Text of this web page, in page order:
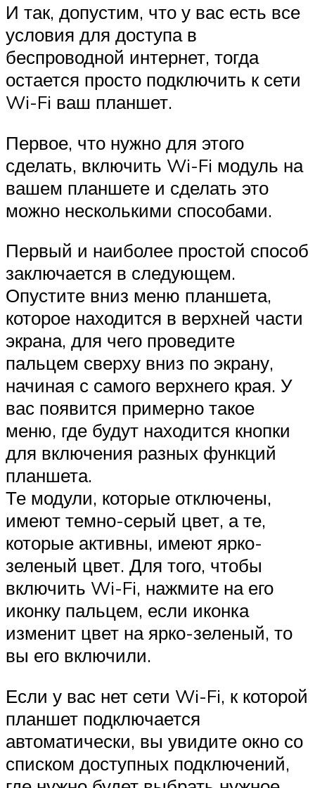
И так, допустим, что у вас есть все
условия для доступа в
беспроводной интернет, тогда
остается просто подключить к сети
Wi-Fi ваш планшет.
Первое, что нужно для этого
сделать, включить Wi-Fi модуль на
вашем планшете и сделать это
можно несколькими способами.
Первый и наиболее простой способ
заключается в следующем.
Опустите вниз меню планшета,
которое находится в верхней части
экрана, для чего проведите
пальцем сверху вниз по экрану,
начиная с самого верхнего края. У
вас появится примерно такое
меню, где будут находится кнопки
для включения разных функций
планшета.
Те модули, которые отключены,
имеют темно-серый цвет, а те,
которые активны, имеют ярко-
зеленый цвет. Для того, чтобы
включить Wi-Fi, нажмите на его
иконку пальцем, если иконка
изменит цвет на ярко-зеленый, то
вы его включили.
Если у вас нет сети Wi-Fi, к которой
планшет подключается
автоматически, вы увидите окно со
списком доступных подключений,